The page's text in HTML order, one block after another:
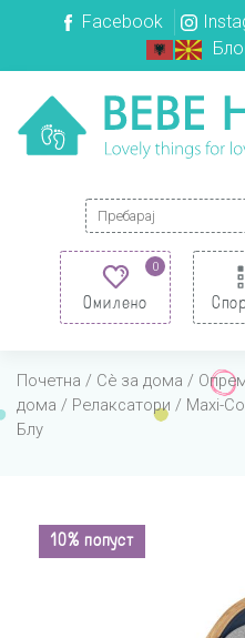
Facebook
Search for:
0
Омилено
Почетна / Сè за дома /
дома / Релаксатори / Maxi-
Блу
10% попуст